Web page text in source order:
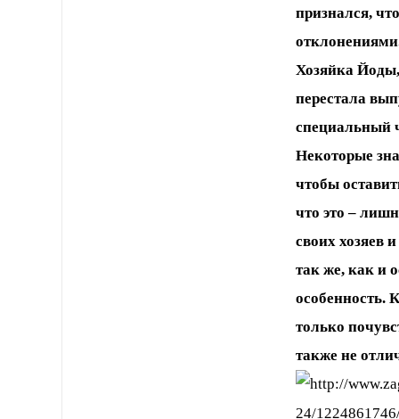
признался,
Хозяйка
перестала
специальный
Некоторые
чтобы
что это –
своих хозяев
так же, как и
особенность.
только
также не